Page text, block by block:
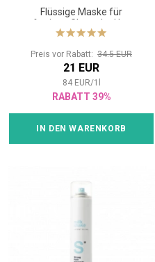
Flüssige Maske für
sofortigen Glanz der Haare
Preis vor Rabatt: 34.5 EUR
21 EUR
84 EUR/1
RABATT 39%
IN DEN WARENKORB